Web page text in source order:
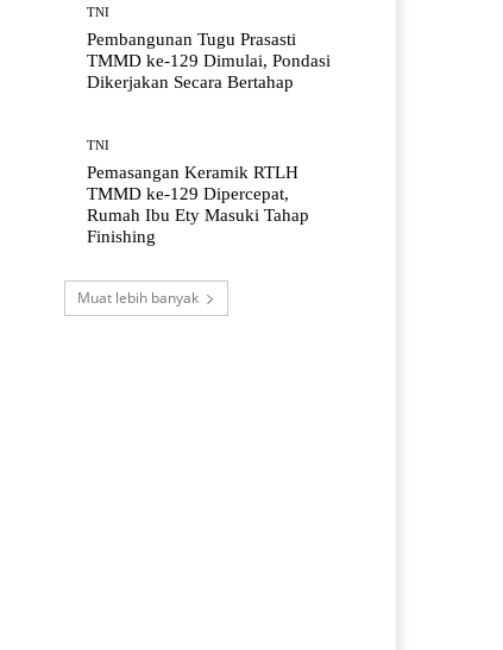
TNI
Pembangunan Tugu Prasasti
TMMD ke-129 Dimulai, Pondasi
Dikerjakan Secara Bertahap
TNI
Pemasangan Keramik RTLH
TMMD ke-129 Dipercepat,
Rumah Ibu Ety Masuki Tahap
Finishing
Muat lebih banyak